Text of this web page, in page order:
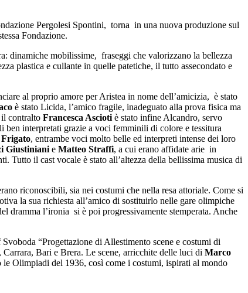
Pergolesi Spontini, torna in una nuova produzione sul
Fondazione.
dinamiche mobilissime, fraseggi che valorizzano la bellezza
plastica e cullante in quelle patetiche, il tutto assecondato e
al proprio amore per Aristea in nome dell’amicizia, è stato
è stato Licida, l’amico fragile, inadeguato alla prova fisica ma
il contralto Francesca Ascioti è stato infine Alcandro, servo
interpretati grazie a voci femminili di colore e tessitura
, entrambe voci molto belle ed interpreti intense dei loro
Giustiniani e Matteo Straffi, a cui erano affidate arie in
Tutto il cast vocale è stato all’altezza della bellissima musica di
riconoscibili, sia nei costumi che nella resa attoriale. Come si
la sua richiesta all’amico di sostituirlo nelle gare olimpiche
dramma l’ironia si è poi progressivamente stemperata. Anche
“Progettazione di Allestimento scene e costumi di
Bari e Brera. Le scene, arricchite delle luci di Marco
Olimpiadi del 1936, così come i costumi, ispirati al mondo